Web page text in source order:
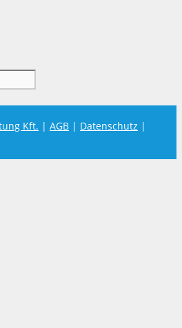
Kft. | AGB | Datenschutz |